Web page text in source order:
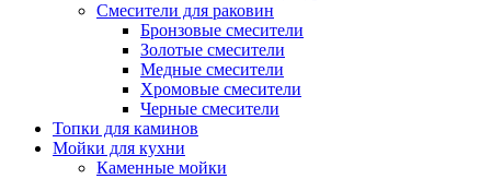
Смесители для раковин
Бронзовые смесители
Золотые смесители
Медные смесители
Хромовые смесители
Черные смесители
Топки для каминов
Мойки для кухни
Каменные мойки